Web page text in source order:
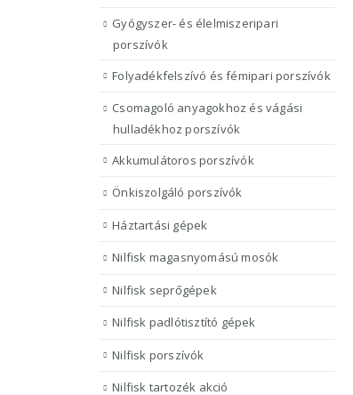
Gyógyszer- és élelmiszeripari
porszívók
Folyadékfelszívó és fémipari porszívók
Csomagoló anyagokhoz és vágási
hulladékhoz porszívók
Akkumulátoros porszívók
Önkiszolgáló porszívók
Háztartási gépek
Nilfisk magasnyomású mosók
Nilfisk seprőgépek
Nilfisk padlótisztító gépek
Nilfisk porszívók
Nilfisk tartozék akció